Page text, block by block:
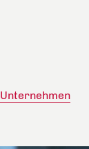
Unternehmen